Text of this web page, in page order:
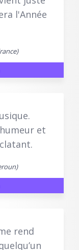
l'Année
et
rend